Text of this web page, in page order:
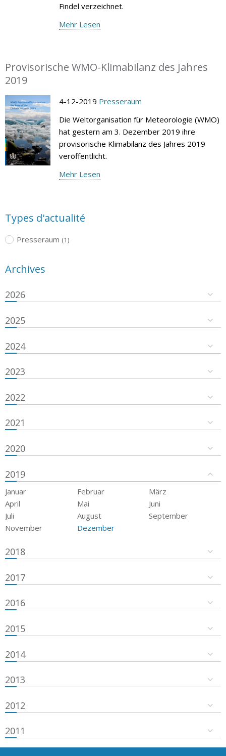
Findel verzeichnet.
Mehr Lesen
Provisorische WMO-Klimabilanz des Jahres
2019
4-12-2019 Presseraum
Die Weltorganisation für Meteorologie (WMO)
hat gestern am 3. Dezember 2019 ihre
provisorische Klimabilanz des Jahres 2019
veröffentlicht.
Mehr Lesen
Types d'actualité
Presseraum (1)
Archives
2026
2025
2024
2023
2022
2021
2020
2019
Januar Februar
März
April
Mai
Juni
Juli
August
September
November
Dezember
2018
2017
2016
2015
2014
2013
2012
2011